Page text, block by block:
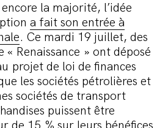
encore la majorité, l’idée
a fait son entrée à
. Ce mardi 19 juillet, des
« Renaissance » ont déposé
projet de loi de finances
les sociétés pétrolières et
sociétés de transport
puissent être